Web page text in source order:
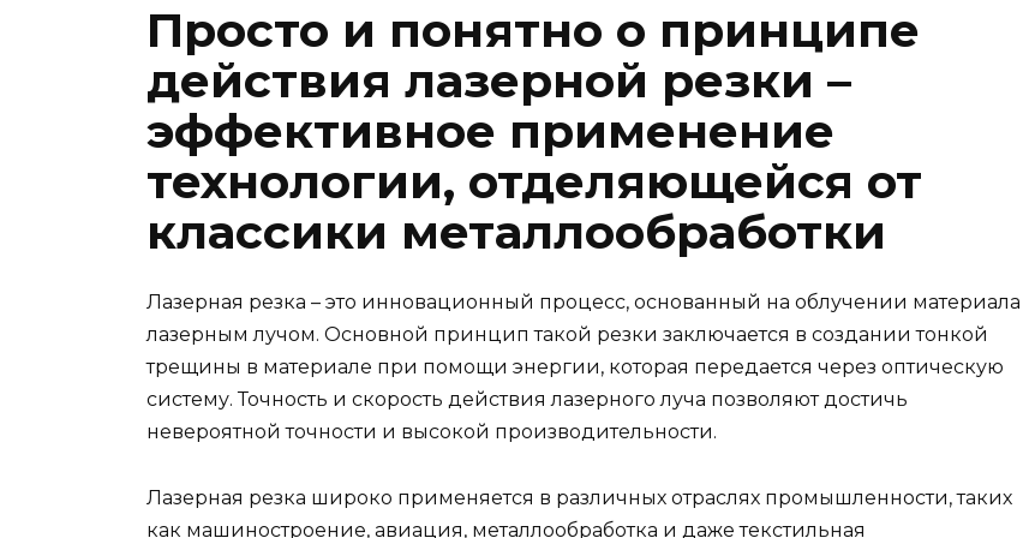
Просто и понятно о принципе
действия лазерной резки –
эффективное применение
технологии, отделяющейся от
классики металлообработки
Лазерная резка – это инновационный процесс, основанный на облучении материала
лазерным лучом. Основной принцип такой резки заключается в создании тонкой
трещины в материале при помощи энергии, которая передается через оптическую
систему. Точность и скорость действия лазерного луча позволяют достичь
невероятной точности и высокой производительности.
Лазерная резка широко применяется в различных отраслях промышленности, таких
как машиностроение, авиация, металлообработка и даже текстильная